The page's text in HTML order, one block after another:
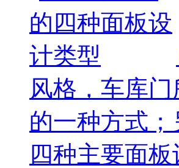
风格，车库
的一种方式
四种主要面